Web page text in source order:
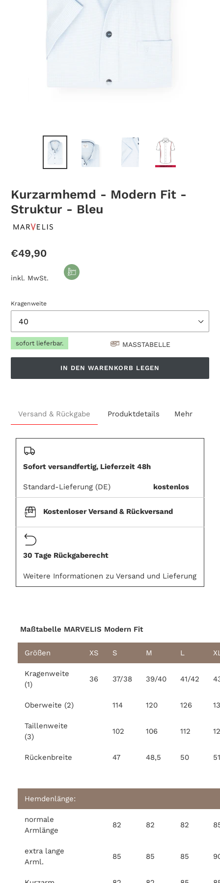
Kurzarmhemd - Modern Fit -
Struktur - Bleu
Normaler
€49,90
inkl. MwSt.
Kragenweite
sofort lieferbar. MASSTABELLE
IN DEN WARENKORB LEGEN
wird
Versand & Rückgabe Produktdetails Mehr
Sofort versandfertig, Lieferzeit 48h
Standard-Lieferung (DE) kostenlos
Kostenloser Versand & Rückversand
30 Tage Rückgaberecht
Weitere Informationen zu Versand und Lieferung
Maßtabelle MARVELIS Modern Fit
Größen XS S M L
Kragenweite
(1)
36 37/38 39/40 41/42
Oberweite (2) 114 120 126
Taillenweite
(3)
102 106 112
Rückenbreite 47 48,5 50
Hemdenlänge:
normale
Armlänge
82 82 82
extra lange
Arml.
85 85 85